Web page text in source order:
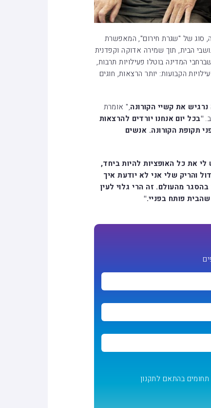
סוג של "שגרת חירום", המאפשרת
הבית, תוך שמירה אדוקה וקפדנית
המדינה בוטלו פעילויות תרבות,
120 זכו לתגבור של הפעילויות הקבועות: יותר הרצאות, חוגים
את קשיי הקורונה," אומרת
"בכל יום אנחנו יורדים להרצאות
תקופת הקורונה. אנשים
את כל האופציות להיות ביחד,
והריק שלי אני לא יודעת איך
מהעולם. זה הרי גלוי לעין
פותח בפניי."
תחומים בהתאם לתקנון